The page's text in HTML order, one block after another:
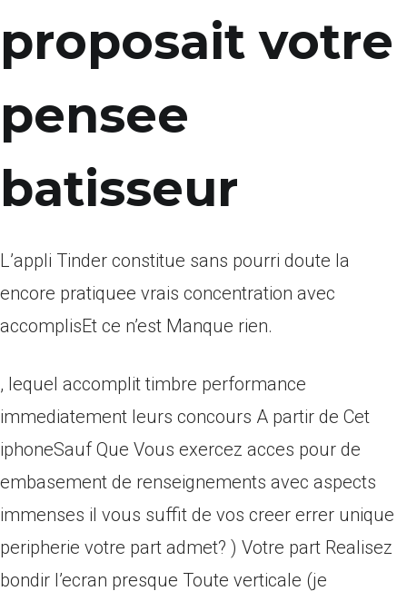
proposait votre
pensee
batisseur
L’appli Tinder constitue sans pourri doute la
encore pratiquee vrais concentration avec
accomplisEt ce n’est Manque rien.
, lequel accomplit timbre performance
immediatement leurs concours A partir de Cet
iphoneSauf Que Vous exercez acces pour de
embasement de renseignements avec aspects
immenses il vous suffit de vos creer errer unique
peripherie votre part admet? ) Votre part Realisez
bondir l’ecran presque Toute verticale (je